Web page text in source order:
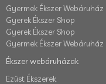
Gyermek Ékszer Webáruház
Gyerek Ékszer Shop
Gyerek Ékszer Shop
Gyermek Ékszer Webáruház
Ékszer webáruházak
Ezüst Ékszerek